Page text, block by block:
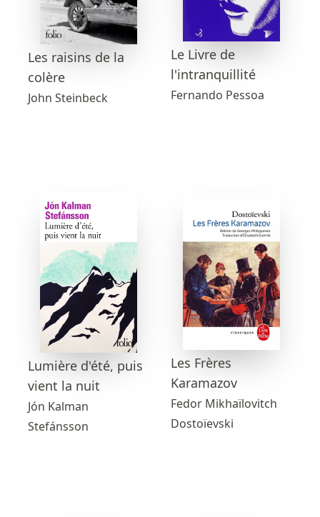
Les raisins de la
colère
John Steinbeck
Le Livre de
l'intranquillité
Fernando Pessoa
Lumière d'été, puis
vient la nuit
Jón Kalman
Stefánsson
Les Frères
Karamazov
Fedor Mikhaïlovitch
Dostoïevski